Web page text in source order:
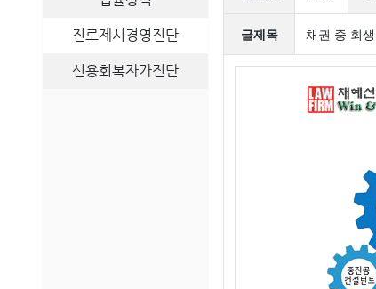
진로제시경영진단
신용회복자가진단
글제목 채권 중 회